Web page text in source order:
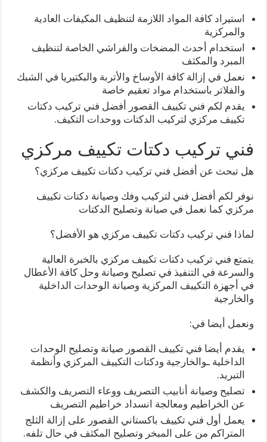
استيراد كافة المواد اللازمة لتنظيف المكيفات العادية
والمركزية
استخدام أحدث المضخات والفراشي الخاصة لتنظيف
المبرد والمكثف
نعمل في إزالة كافة الأوساخ والأتربة والبكتيريا في الشبك
والفلاتر باستخدام مواد تعقيم خاصة
يقدم لكم فني تكييف القصور أفضل فني تركيب دكتات
تكييف مركزي لتركيب الدكتات ووحدات التكيف.
فني تركيب دكتات تكييف مركزي
هل تبحث عن أفضل فني تركيب دكتات تكييف مركزي؟
نوفر لكم أفضل فني لتركيب وفك وصيانة دكتات تكييف
مركزي كما نعمل في صيانة وتصليح الدكتات
لماذا فني تركيب دكتات تكييف مركزي هو الأفضل؟
يتمتع فني تركيب دكتات تكييف مركزي بالخبرة العالية
والسرعة في التنفيذ في تصليح وصيانة وحل كافة الأعطال
في أجهزة التكييف المركزية وصيانة الوحدات الداخلية
والخارجية
ونعمل أيضا في:
يقدم أيضا فني تكييف القصور صيانة وتصليح الوحدات
الداخلية ـوالخارجية ودكتات التكييف المركزي وأنظمة
التبريد.
تصليح وصيانة أنابيب التصريف ووعاء التصريف والكشف
عن الخراطيم ومعالجة انسداد خراطيم التصريف
يعمل أول فني تكييف باكستاني القصور على إزالة الثلج
المتراكم من على المبخر وتصليح المكثف في حال تلفه.